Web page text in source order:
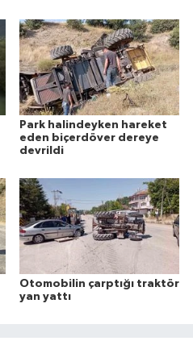
Park halindeyken hareket
eden biçerdöver dereye
devrildi
Otomobilin çarptığı traktör
yan yattı